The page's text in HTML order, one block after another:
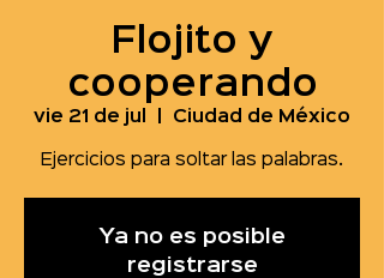
Flojito y
cooperando
vie 21 de jul Ciudad de México
Ejercicios para soltar las palabras.
Ya no es posible
registrarse